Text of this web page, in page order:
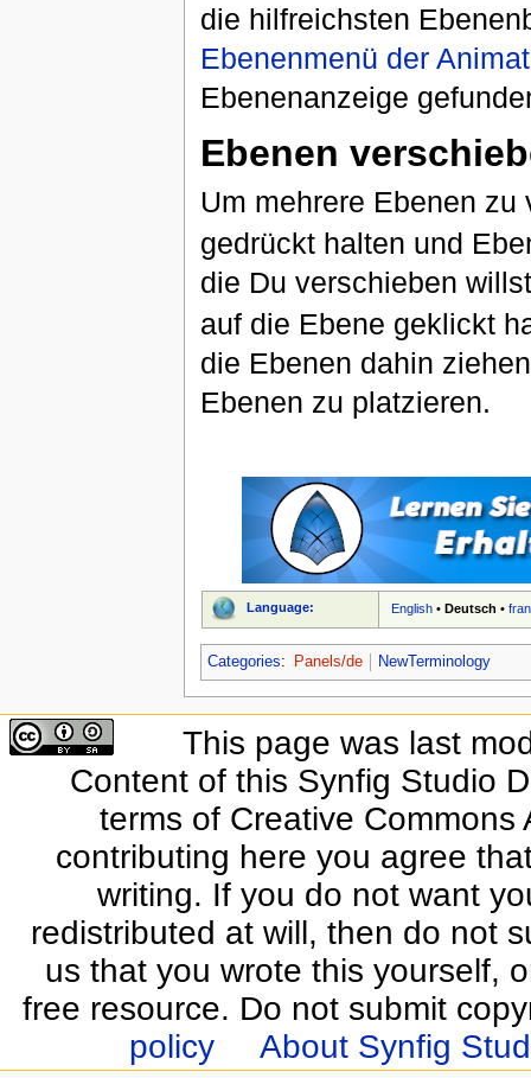
die hilfreichsten
Ebenenmenü der
Ebenenanzeige
Ebenen
Um mehrere Ebenen
gedrückt halten und
die Du verschieben
auf die Ebene geklickt
die Ebenen dahin
Ebenen zu platzieren.
Language: English • Deutsch •
Categories: Panels/de NewTerminology
This page was last
Content of this Synfig Studio
terms of Creative
contributing here you agree
writing. If you do not want
redistributed at will, then do not
us that you wrote this yourself,
free resource. Do not submit
policy
About Synfig